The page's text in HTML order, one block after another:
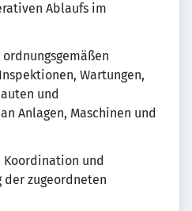
Ablaufs im
Wartungen,
und
Anlagen, Maschinen und
Koordination und
zugeordneten